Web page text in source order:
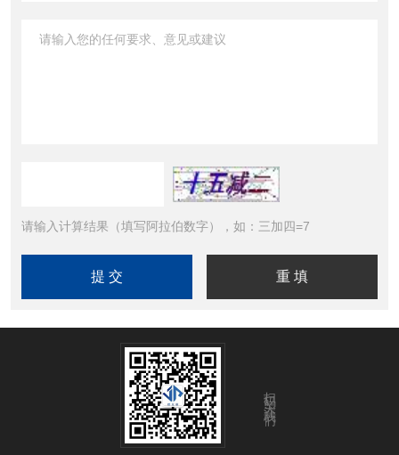
请输入计算结果（填写阿拉伯数字），如：三加四=7
扫码关注我们